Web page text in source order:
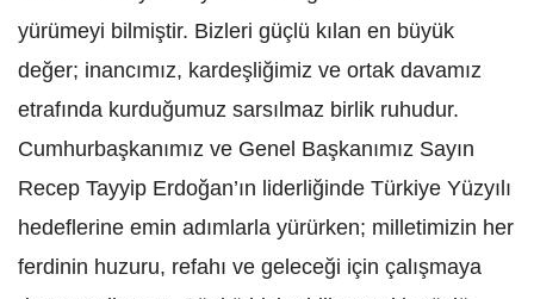
yürümeyi bilmiştir. Bizleri güçlü kılan en büyük
değer; inancımız, kardeşliğimiz ve ortak davamız
etrafında kurduğumuz sarsılmaz birlik ruhudur.
Cumhurbaşkanımız ve Genel Başkanımız Sayın
Recep Tayyip Erdoğan’ın liderliğinde Türkiye Yüzyılı
hedeflerine emin adımlarla yürürken; milletimizin her
ferdinin huzuru, refahı ve geleceği için çalışmaya